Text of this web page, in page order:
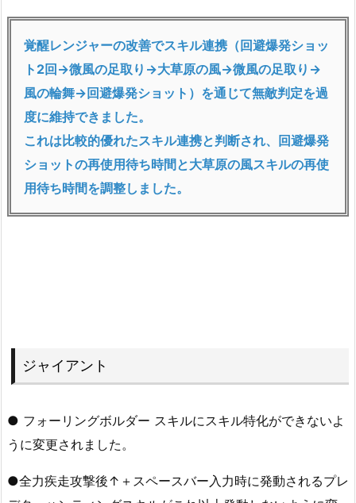
覚醒レンジャーの改善でスキル連携（回避爆発ショッ
ト2回→微風の足取り →大草原の風→微風の足取り →
風の輪舞→回避爆発ショット）を通じて無敵判定を過
度に維持できました。
これは比較的優れたスキル連携と判断され、回避爆発
ショットの再使用待ち時間と大草原の風スキルの再使
用待ち時間を調整しました。
ジャイアント
● フォーリングボルダー スキルにスキル特化ができないよ
うに変更されました。
●全力疾走攻撃後↑＋スペースバー入力時に発動されるプレ